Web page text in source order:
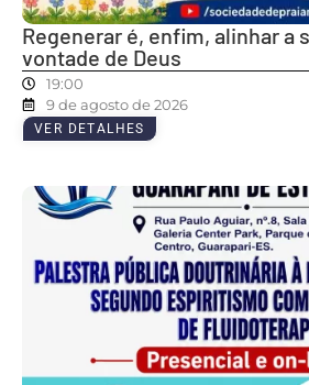
Regenerar é, enfim, alinhar a
vontade de Deus
19:00
9 de agosto de 2026
VER DETALHES